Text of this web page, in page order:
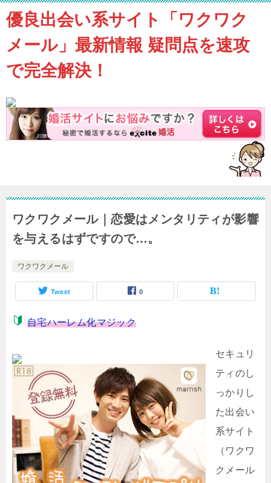
優良出会い系サイト「ワクワク
メール」最新情報 疑問点を速攻
で完全解決！
ワクワクメール｜恋愛はメンタリティが影響
を与えるはずですので…。
ワクワクメール
Tweet 0
自宅ハーレム化マジック
セキュリ
ティのし
っかりし
た出会い
系サイト
（ワクワ
クメール